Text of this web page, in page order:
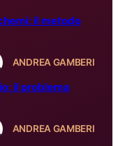
il metodo
ANDREA GAMBERI
il problema
ANDREA GAMBERI